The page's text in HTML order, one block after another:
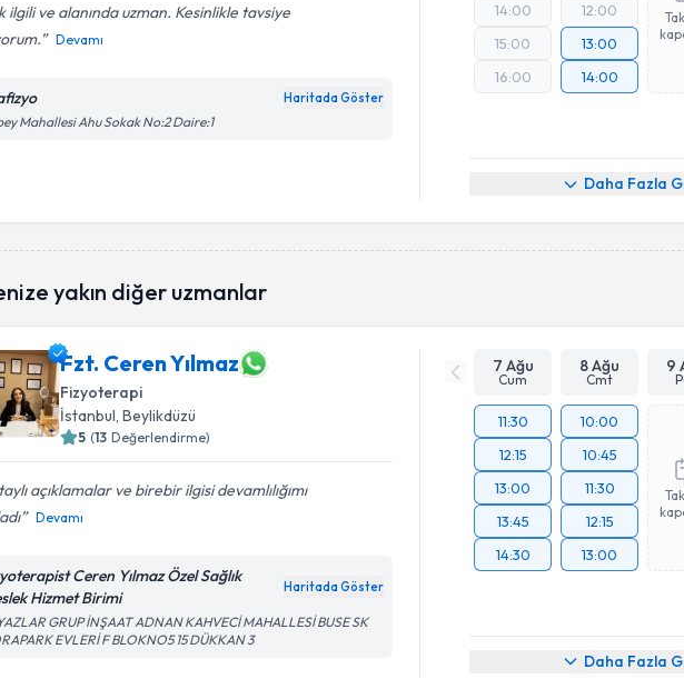
ilgili ve alanında uzman. Kesinlikle tavsiye
Devamı
Haritada Göster
Mahallesi Ahu Sokak No:2 Daire:1
14:00
15:00
16:00
12:00
13:00
14:00
Daha Fazla
yakın diğer uzmanlar
Fzt. Ceren Yılmaz
Fizyoterapi
İstanbul , Beylikdüzü
5 (13 Değerlendirme)
açıklamalar ve birebir ilgisi devamlılığımı
Devamı
Ceren Yılmaz Özel Sağlık
Hizmet Birimi
Haritada Göster
GRUP İNŞAAT ADNAN KAHVECİ MAHALLESİ BUSE SK
EVLERİ F BLOKNO5 15 DÜKKAN 3
7 Ağu
Cum
8 Ağu
Cmt
9
11:30
12:15
13:00
13:45
14:30
10:00
10:45
11:30
12:15
13:00
Daha Fazla